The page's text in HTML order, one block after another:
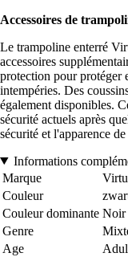
Accessoires de
Le trampoline enterré
accessoires
protection pour protéger
intempéries. Des
également disponibles.
sécurité actuels après
sécurité et l'apparence
Informations
Marque
Couleur
Couleur dominante Noir
Genre
Age